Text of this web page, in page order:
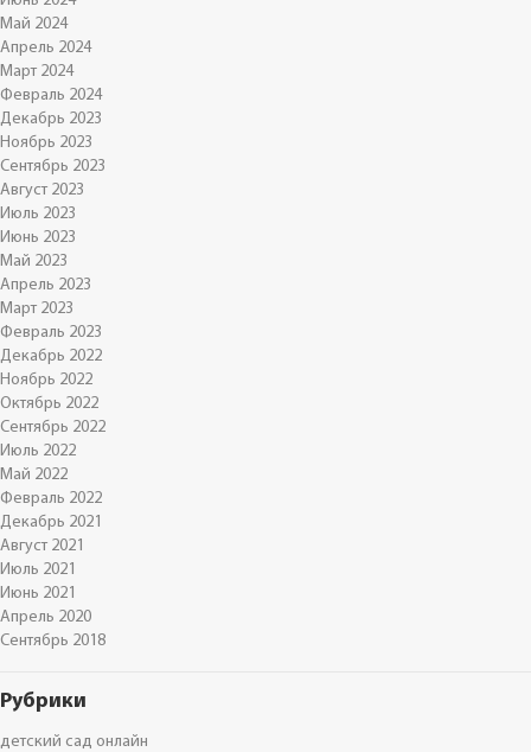
Май 2024
Апрель 2024
Март 2024
Февраль 2024
Декабрь 2023
Ноябрь 2023
Сентябрь 2023
Август 2023
Июль 2023
Июнь 2023
Май 2023
Апрель 2023
Март 2023
Февраль 2023
Декабрь 2022
Ноябрь 2022
Октябрь 2022
Сентябрь 2022
Июль 2022
Май 2022
Февраль 2022
Декабрь 2021
Август 2021
Июль 2021
Июнь 2021
Апрель 2020
Сентябрь 2018
Рубрики
детский сад онлайн